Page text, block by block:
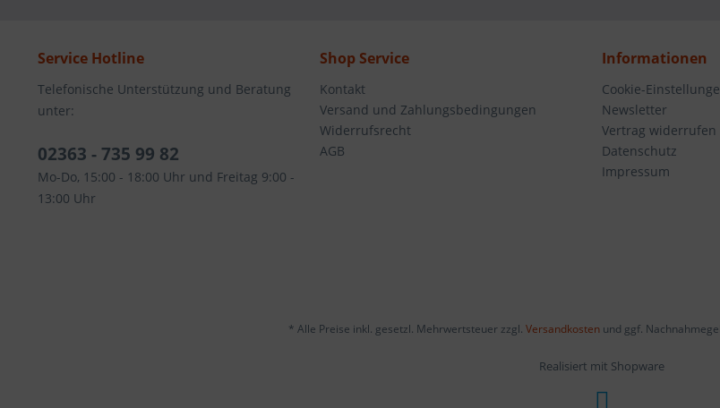
Service Hotline
Telefonische Unterstützung und Beratung
unter:
02363 - 735 99 82
Mo-Do, 15:00 - 18:00 Uhr und Freitag 9:00 -
13:00 Uhr
Shop Service
Kontakt
Versand und Zahlungsbedingungen
Widerrufsrecht
AGB
Informationen
Cookie-
Newsletter
Vertrag widerrufen
Datenschutz
Impressum
* Alle Preise inkl. gesetzl. Mehrwertsteuer zzgl. Versandkostenund ggf.
Realisiert mit Shopware